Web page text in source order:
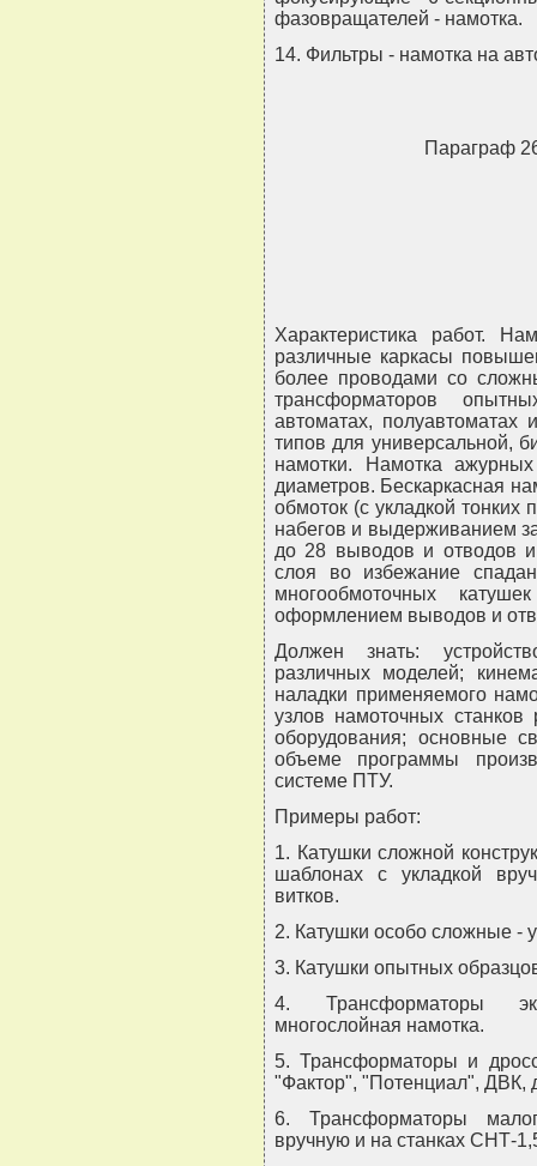
фазовращателей - намотка.
14. Фильтры - намотка на
Параграф
Характеристика работ.
различные каркасы
более проводами со
трансформаторов
автоматах,
типов для универсальной,
намотки. Намотка
диаметров. Бескаркасная
обмоток (с укладкой тонких
набегов и выдерживанием
до 28 выводов и отводов и
слоя во избежание
многообмоточных
оформлением выводов и
Должен знать:
различных моделей;
наладки применяемого
узлов намоточных
оборудования; основные
объеме программы
системе ПТУ.
Примеры работ:
1. Катушки сложной
шаблонах с укладкой
витков.
2. Катушки особо сложные -
3. Катушки опытных
4. Трансформаторы
многослойная намотка.
5. Трансформаторы и
"Фактор", "Потенциал", ДВК,
6. Трансформаторы
вручную и на станках СНТ-